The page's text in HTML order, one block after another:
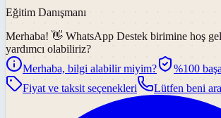
Eğitim Danışmanı
Merhaba! 👋 WhatsApp Destek birimine hoş
yardımcı olabiliriz?
Merhaba, bilgi alabilir miyim?
%100
Fiyat ve taksit seçenekleri
Lütfen beni